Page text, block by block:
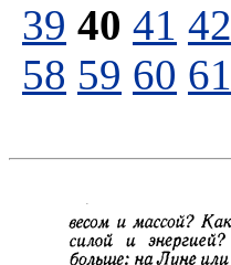
39 40 41 42
58 59 60 61